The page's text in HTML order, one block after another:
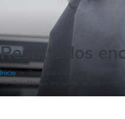
Resultados
Inicio Transparencia y acceso a la
Resultados encuesta temas